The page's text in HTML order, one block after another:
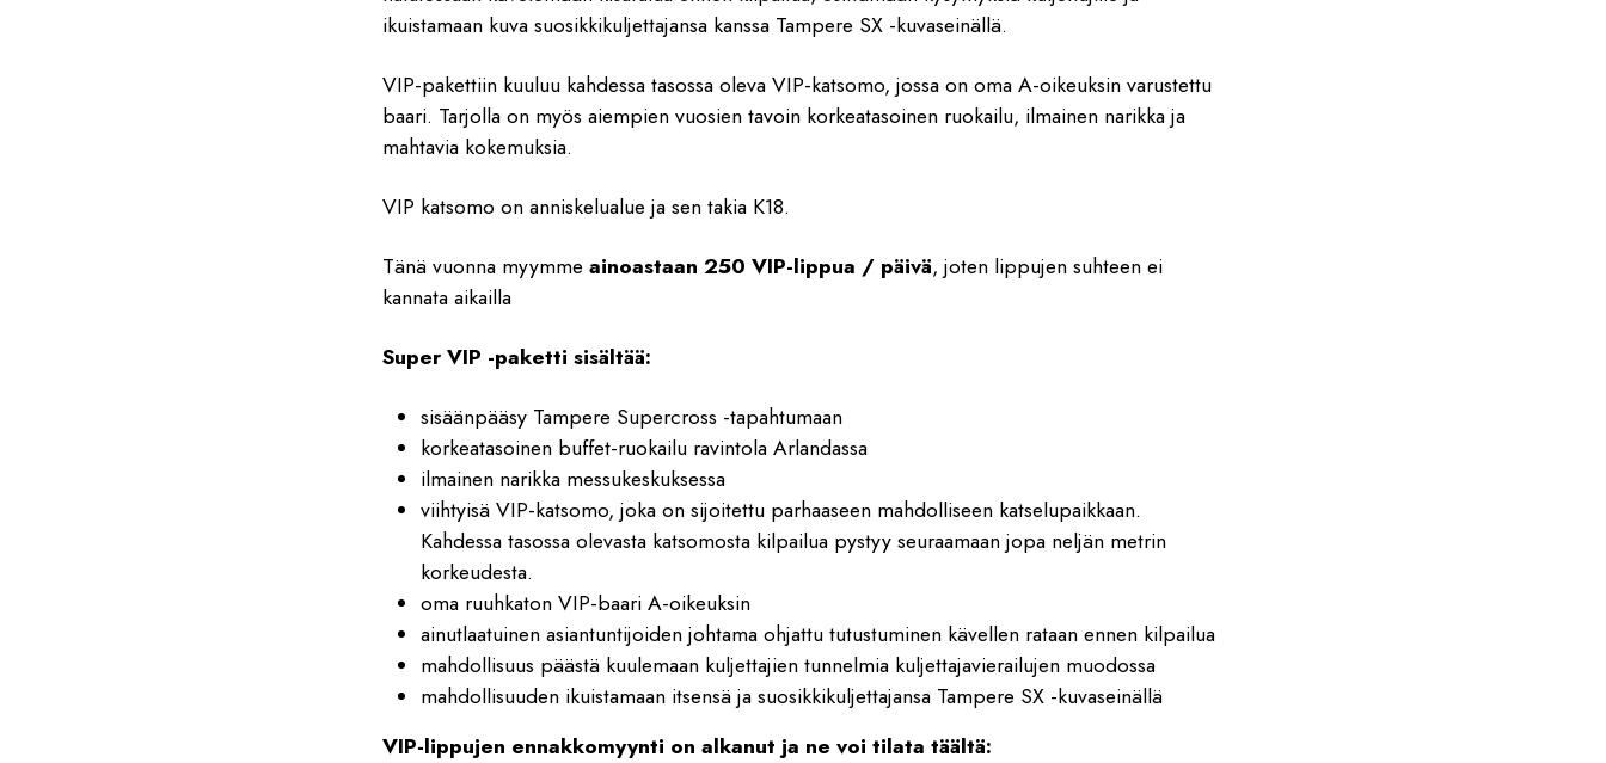
ikuistamaan kuva suosikkikuljettajansa kanssa Tampere SX -kuvaseinällä.
VIP-pakettiin kuuluu kahdessa tasossa oleva VIP-katsomo, jossa on oma A-oikeuksin varustettu
baari. Tarjolla on myös aiempien vuosien tavoin korkeatasoinen ruokailu, ilmainen narikka ja
mahtavia kokemuksia.
VIP katsomo on anniskelualue ja sen takia K18.
Tänä vuonna myymme ainoastaan 250 VIP-lippua / päivä, joten lippujen suhteen ei
kannata aikailla
Super VIP -paketti sisältää:
sisäänpääsy Tampere Supercross -tapahtumaan
korkeatasoinen buffet-ruokailu ravintola Arlandassa
ilmainen narikka messukeskuksessa
viihtyisä VIP-katsomo, joka on sijoitettu parhaaseen mahdolliseen katselupaikkaan.
Kahdessa tasossa olevasta katsomosta kilpailua pystyy seuraamaan jopa neljän metrin
korkeudesta.
oma ruuhkaton VIP-baari A-oikeuksin
ainutlaatuinen asiantuntijoiden johtama ohjattu tutustuminen kävellen rataan ennen kilpailua
mahdollisuus päästä kuulemaan kuljettajien tunnelmia kuljettajavierailujen muodossa
mahdollisuuden ikuistamaan itsensä ja suosikkikuljettajansa Tampere SX -kuvaseinällä
VIP-lippujen ennakkomyynti on alkanut ja ne voi tilata täältä: